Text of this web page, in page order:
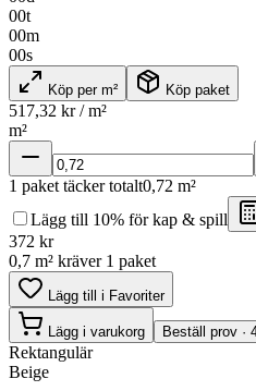
00t
00m
00s
Köp per m² Köp paket
517,32 kr / m²
m²
1 paket täcker totalt0,72 m²
Lägg till 10% för kap & spill
372 kr
0,7 m² kräver 1 paket
Lägg till i Favoriter
Lägg i varukorg Beställ prov ·
Rektangulär
Beige